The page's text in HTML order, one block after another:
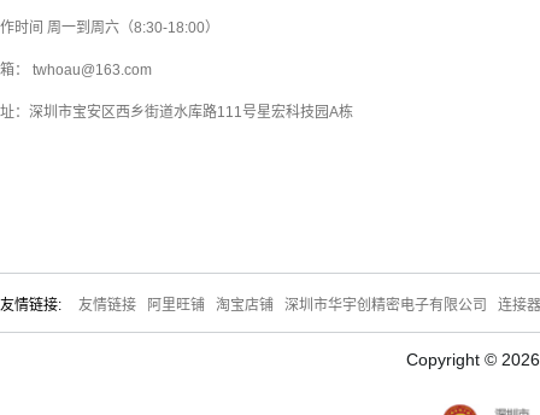
时间 周一到周六（8:30-18:00）
： twhoau@163.com
：深圳市宝安区西乡街道水库路111号星宏科技园A栋
友情链接: 友情链接 阿里旺铺 淘宝店铺 深圳市华宇创精密电子有限公司 连接
Copyright ©